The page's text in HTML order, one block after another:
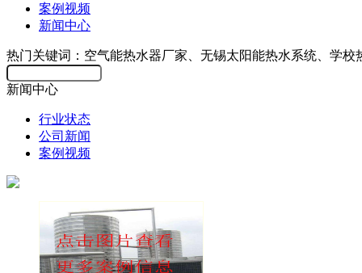
案例视频
新闻中心
热门关键词：空气能热水器厂家、无锡太阳能热水系统、学校
新闻中心
行业状态
公司新闻
案例视频